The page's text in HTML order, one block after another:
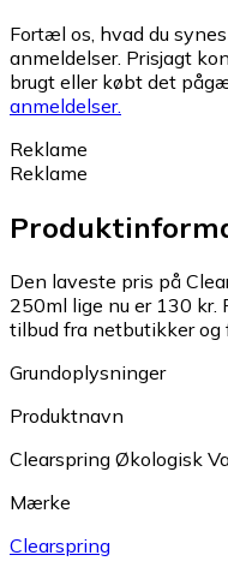
Fortæl os, hvad du
anmeldelser. Prisjagt
brugt eller købt det
anmeldelser.
Reklame
Reklame
Den laveste pris på
250ml lige nu er 130 kr.
tilbud fra netbutikker og
Grundoplysninger
Produktnavn
Clearspring Økologisk
Mærke
Clearspring